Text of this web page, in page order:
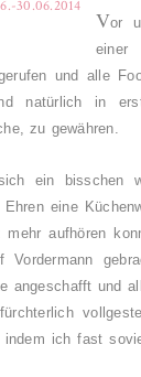
Vor
einer
und alle
natürlich in
zu gewähren.
ein bisschen
eine
aufhören
Vordermann
angeschafft und
indem ich fast